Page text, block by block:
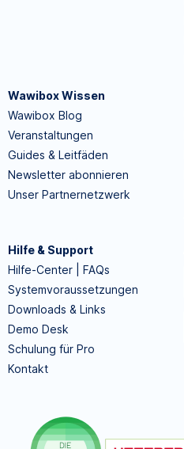
Wawibox Wissen
Wawibox Blog
Veranstaltungen
Guides & Leitfäden
Newsletter abonnieren
Unser Partnernetzwerk
Hilfe & Support
Hilfe-Center | FAQs
Systemvoraussetzungen
Downloads & Links
Demo Desk
Schulung für Pro
Kontakt